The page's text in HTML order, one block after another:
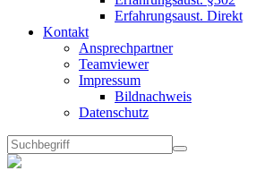
Erfahrungsaust. Direkt
Kontakt
Ansprechpartner
Teamviewer
Impressum
Bildnachweis
Datenschutz